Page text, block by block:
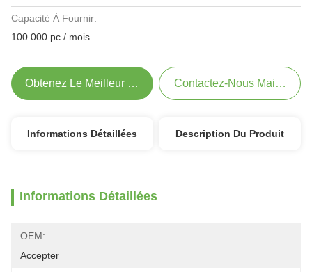
Capacité À Fournir:
100 000 pc / mois
Obtenez Le Meilleur Prix Contactez-Nous Maintenant
Informations Détaillées Description Du Produit
Informations Détaillées
OEM:
Accepter